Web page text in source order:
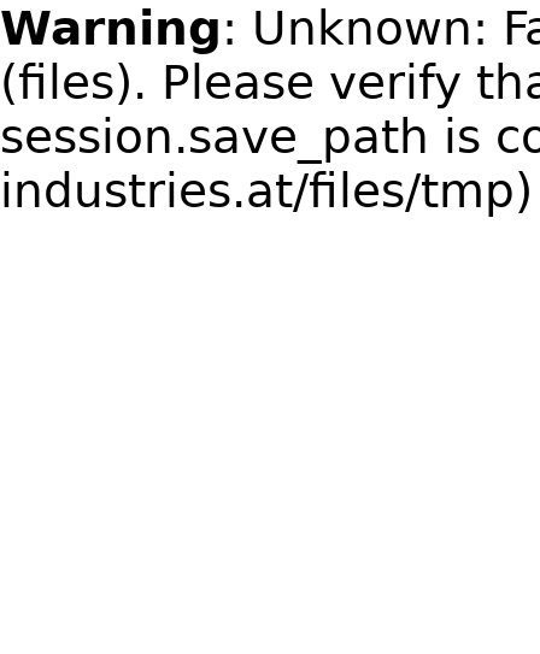
Warning: Unknown:
(files). Please verify
session.save_path is
industries.at/files/